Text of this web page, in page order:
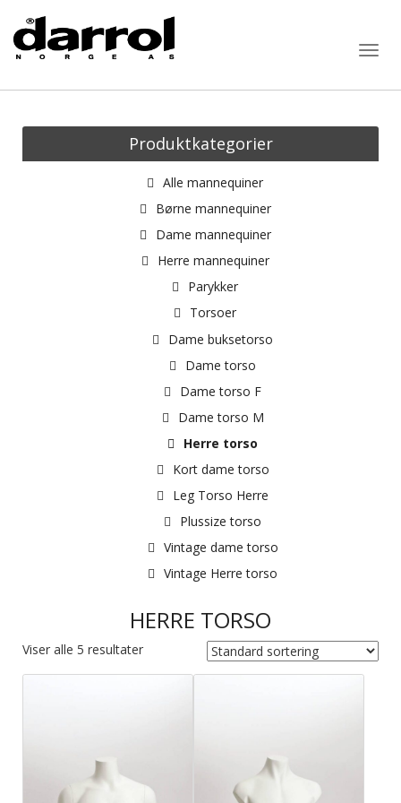
Produktkategorier
Alle mannequiner
Børne mannequiner
Dame mannequiner
Herre mannequiner
Parykker
Torsoer
Dame buksetorso
Dame torso
Dame torso F
Dame torso M
Herre torso
Kort dame torso
Leg Torso Herre
Plussize torso
Vintage dame torso
Vintage Herre torso
HERRE TORSO
Viser alle 5 resultater